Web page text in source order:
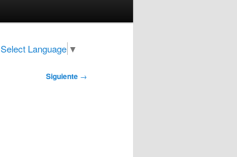
Select Language ▼
Siguiente →